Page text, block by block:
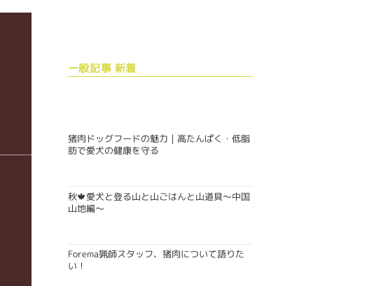
一般記事 新着
猪肉ドッグフードの魅力｜高たんぱく・低脂
肪で愛犬の健康を守る
秋🍁愛犬と登る山と山ごはんと山道具〜中国
山地編〜
Forema猟師スタッフ、猪肉について語りた
い！